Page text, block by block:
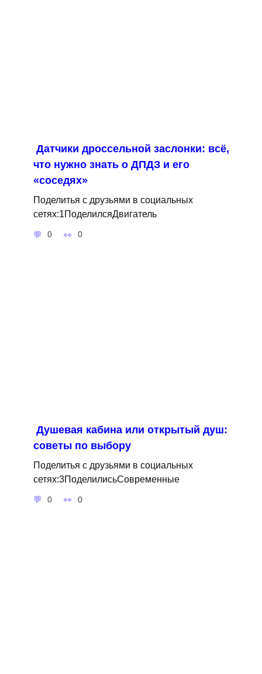
Датчики дроссельной заслонки: всё,
что нужно знать о ДПДЗ и его
«соседях»
Поделитья с друзьями в социальных
сетях:1ПоделилсяДвигатель
0 0
Душевая кабина или открытый душ:
советы по выбору
Поделитья с друзьями в социальных
сетях:3ПоделилисьСовременные
0 0